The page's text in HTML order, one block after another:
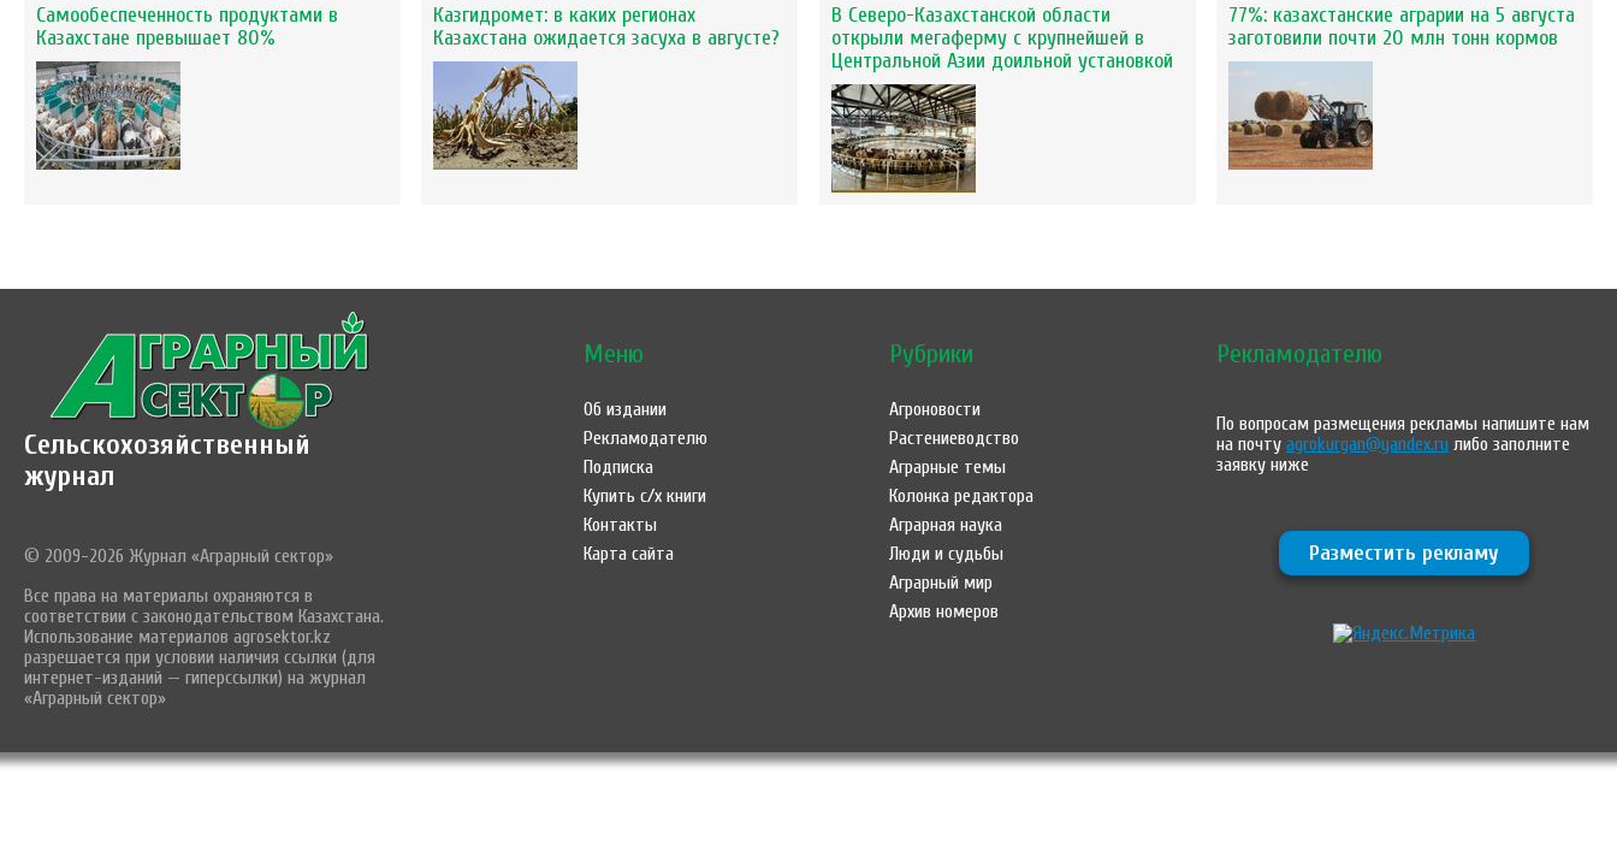
Самообеспеченность продуктами в
Казахстане превышает 80%
Казгидромет: в каких регионах
Казахстана ожидается засуха в августе?
В Северо-Казахстанской области
открыли мегаферму с крупнейшей в
Центральной Азии доильной установкой
77%: казахстанские аграрии на 5 августа
заготовили почти 20 млн тонн кормов
Сельскохозяйственный
журнал
© 2009-2026 Журнал «Аграрный сектор»
Все права на материалы охраняются в
соответствии с законодательством Казахстана.
Использование материалов agrosektor.kz
разрешается при условии наличия ссылки (для
интернет-изданий — гиперссылки) на журнал
«Аграрный сектор»
Меню
Об издании
Рекламодателю
Подписка
Купить с/х книги
Контакты
Карта сайта
Рубрики
Агроновости
Растениеводство
Аграрные темы
Колонка редактора
Аграрная наука
Люди и судьбы
Аграрный мир
Архив номеров
Рекламодателю
По вопросам размещения рекламы напишите нам
на почтуagrokurgan@yandex.ru либо заполните
заявку ниже
Разместить рекламу